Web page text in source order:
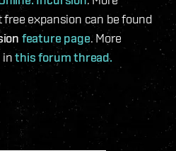
expansion can be found
feature page. More
inthis forum thread.